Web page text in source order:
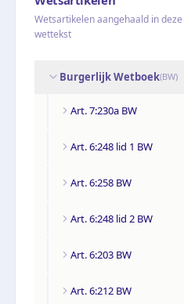
Wetsartikelen aangehaald in
wettekst
Burgerlijk Wetboek(BW)
Art. 7:230a BW
Art. 6:248 lid 1 BW
Art. 6:258 BW
Art. 6:248 lid 2 BW
Art. 6:203 BW
Art. 6:212 BW